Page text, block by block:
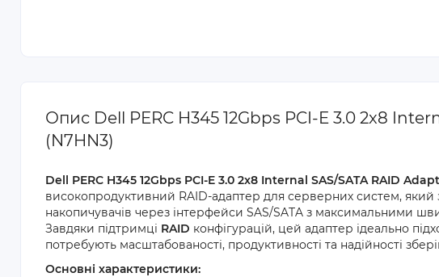
Опис Dell PERC H345 12Gbps PCI-E 3.0 2x8
(N7HN3)
Dell PERC H345 12Gbps PCI-E 3.0 2x8 Internal SAS/SATA RAID
високопродуктивний RAID-адаптер для серверних систем, який
накопичувачів через інтерфейси SAS/SATA з максимальними
Завдяки підтримці RAID конфігурацій, цей адаптер ідеально
потребують масштабованості, продуктивності та надійності
Основні характеристики: